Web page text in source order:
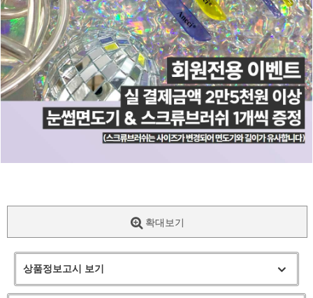
확대보기
상품정보고시 보기